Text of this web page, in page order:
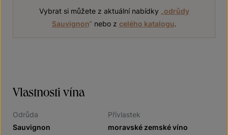
Vybrat si můžete z aktuální nabídky
odrůdy
Sauvignon“ nebo z celého katalogu.
Vlastnosti vína
Odrůda
Sauvignon
Přívlastek
moravské zemské víno